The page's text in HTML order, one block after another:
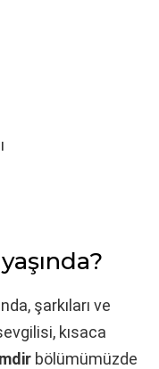
şarkıları ve
kısaca
bölümümüzde